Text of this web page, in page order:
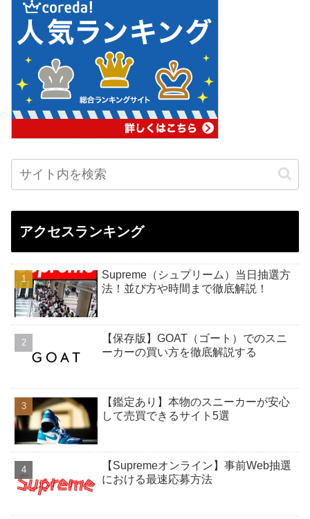
アクセスランキング
Supreme（シュプリーム）当日抽選方
法！並び方や時間まで徹底解説！
【保存版】GOAT（ゴート）でのスニ
ーカーの買い方を徹底解説する
【鑑定あり】本物のスニーカーが安心
して売買できるサイト5選
【Supremeオンライン】事前Web抽選
における最速応募方法